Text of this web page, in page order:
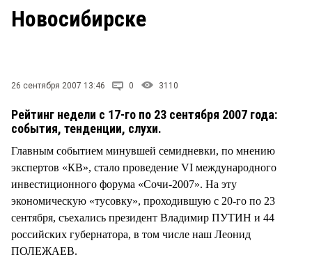
Новосибирске
26 сентября 2007 13:46 0 3110
Рейтинг недели с 17-го по 23 сентября 2007 года:
события, тенденции, слухи.
Главным событием минувшей семидневки, по мнению
экспертов «КВ», стало проведение VI международного
инвестиционного форума «Сочи-2007». На эту
экономическую «тусовку», проходившую с 20-го по 23
сентября, съехались президент Владимир ПУТИН и 44
российских губернатора, в том числе наш Леонид
ПОЛЕЖАЕВ.